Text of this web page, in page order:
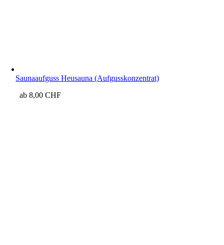
Saunaaufguss Heusauna (Aufgusskonzentrat)
ab8,00CHF